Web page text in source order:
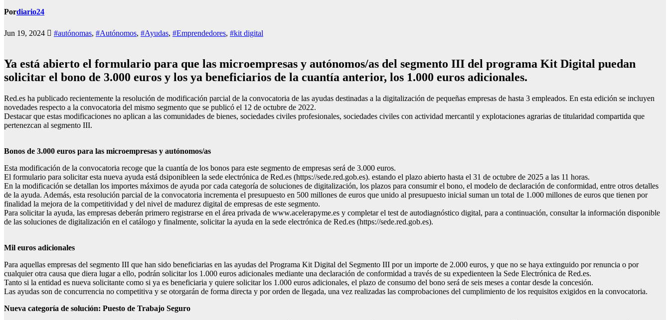
Pordiario24
Jun 19, 2024 #autónomas, #Autónomos, #Ayudas, #Emprendedores, #kit digital
Ya está abierto el formulario para que las microempresas y autónomos/as del segmento III del programa Kit Digital puedan
solicitar el bono de 3.000 euros y los ya beneficiarios de la cuantía anterior, los 1.000 euros adicionales.
Red.es ha publicado recientemente la resolución de modificación parcial de la convocatoria de las ayudas destinadas a la digitalización de pequeñas empresas de hasta 3 empleados. En esta edición se incluyen
novedades respecto a la convocatoria del mismo segmento que se publicó el 12 de octubre de 2022.
Destacar que estas modificaciones no aplican a las comunidades de bienes, sociedades civiles profesionales, sociedades civiles con actividad mercantil y explotaciones agrarias de titularidad compartida que
pertenezcan al segmento III.
Bonos de 3.000 euros para las microempresas y autónomos/as
Esta modificación de la convocatoria recoge que la cuantía de los bonos para este segmento de empresas será de 3.000 euros.
El formulario para solicitar esta nueva ayuda está dsiponibleen la sede electrónica de Red.es (https://sede.red.gob.es). estando el plazo abierto hasta el 31 de octubre de 2025 a las 11 horas.
En la modificación se detallan los importes máximos de ayuda por cada categoría de soluciones de digitalización, los plazos para consumir el bono, el modelo de declaración de conformidad, entre otros detalles
de la ayuda. Además, esta resolución parcial de la convocatoria incrementa el presupuesto en 500 millones de euros que unido al presupuesto inicial suman un total de 1.000 millones de euros que tienen por
finalidad la mejora de la competitividad y del nivel de madurez digital de empresas de este segmento.
Para solicitar la ayuda, las empresas deberán primero registrarse en el área privada de www.acelerapyme.es y completar el test de autodiagnóstico digital, para a continuación, consultar la información disponible
de las soluciones de digitalización en el catálogo y finalmente, solicitar la ayuda en la sede electrónica de Red.es (https://sede.red.gob.es).
Mil euros adicionales
Para aquellas empresas del segmento III que han sido beneficiarias en las ayudas del Programa Kit Digital del Segmento III por un importe de 2.000 euros, y que no se haya extinguido por renuncia o por
cualquier otra causa que diera lugar a ello, podrán solicitar los 1.000 euros adicionales mediante una declaración de conformidad a través de su expedienteen la Sede Electrónica de Red.es.
Tanto si la entidad es nueva solicitante como si ya es beneficiaria y quiere solicitar los 1.000 euros adicionales, el plazo de consumo del bono será de seis meses a contar desde la concesión.
Las ayudas son de concurrencia no competitiva y se otorgarán de forma directa y por orden de llegada, una vez realizadas las comprobaciones del cumplimiento de los requisitos exigidos en la convocatoria.
Nueva categoría de solución: Puesto de Trabajo Seguro